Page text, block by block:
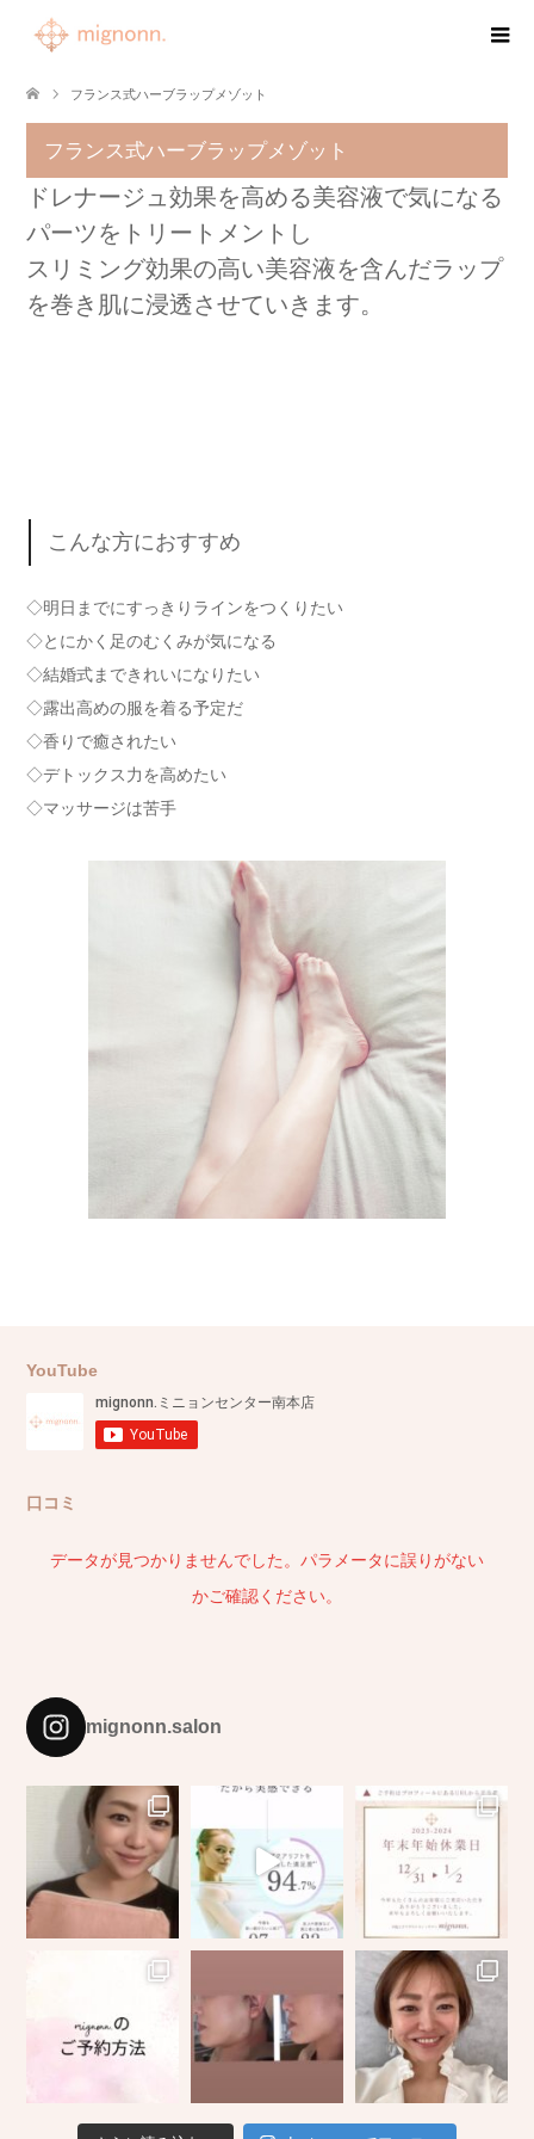
フランス式ハーブラップメゾット
フランス式ハーブラップメゾット
ドレナージュ効果を高める美容液で気になる
パーツをトリートメントし
スリミング効果の高い美容液を含んだラップ
を巻き肌に浸透させていきます。
こんな方におすすめ
◇明日までにすっきりラインをつくりたい
◇とにかく足のむくみが気になる
◇結婚式まできれいになりたい
◇露出高めの服を着る予定だ
◇香りで癒されたい
◇デトックス力を高めたい
◇マッサージは苦手
YouTube
口コミ
データが見つかりませんでした。パラメータに誤りがない
かご確認ください。
mignonn.salon